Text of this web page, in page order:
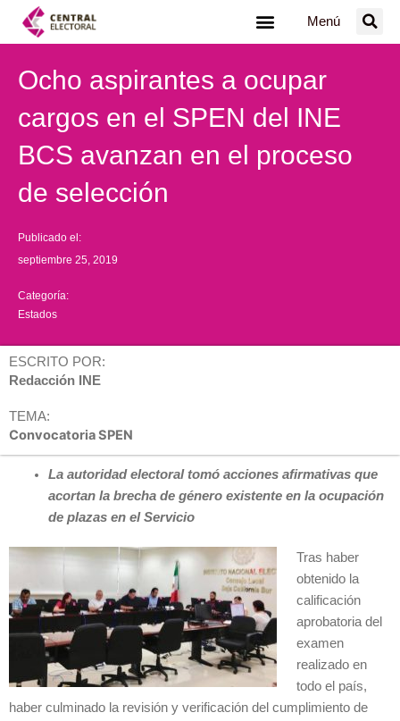
Menú
Ocho aspirantes a ocupar
cargos en el SPEN del INE
BCS avanzan en el proceso
de selección
Publicado el:
septiembre 25, 2019
Categoría:
Estados
ESCRITO POR:
Redacción INE
TEMA:
Convocatoria SPEN
La autoridad electoral tomó acciones afirmativas que
acortan la brecha de género existente en la ocupación
de plazas en el Servicio
Tras haber
obtenido la
calificación
aprobatoria del
examen
realizado en
todo el país,
haber culminado la revisión y verificación del cumplimiento de